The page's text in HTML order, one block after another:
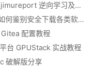
Java侧开源报表大屏 - jimureport 逆向学习及二开思路
“银狐病毒”有感，小白如何鉴别安全下载各类软件
配置教程
台 GPUStack 实战教程
破解版分享